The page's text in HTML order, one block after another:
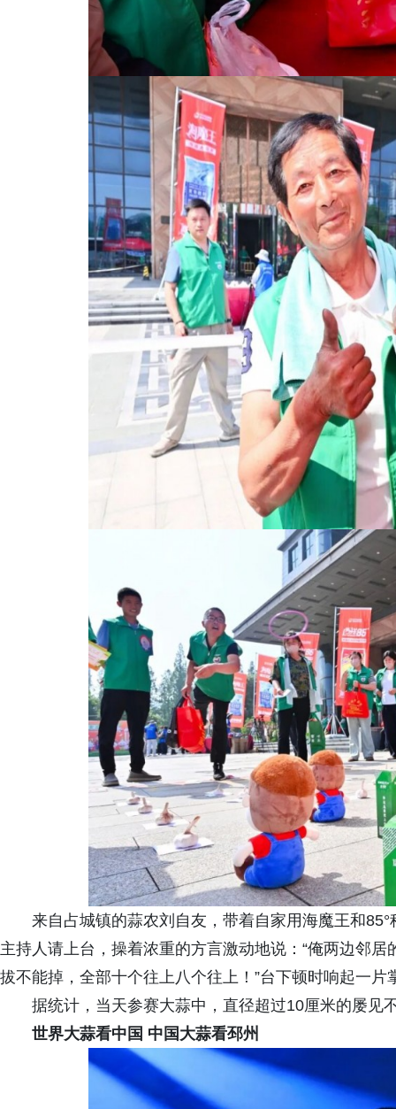
来自占城镇的蒜农刘自友，带着自家用海魔王和
主持人请上台，操着浓重的方言激动地说：“俺两边邻
拔不能掉，全部十个往上八个往上！”台下顿时响起一片
据统计，当天参赛大蒜中，直径超过10厘米的屡见
世界大蒜看中国 中国大蒜看邳州